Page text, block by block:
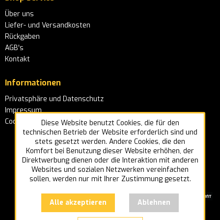
Über uns
Liefer- und Versandkosten
Rückgaben
AGB's
Kontakt
Informationen
Privatsphäre und Datenschutz
Impressum
Cookie-EinstellungenDiese Website benutzt Cookies, die für den
technischen Betrieb der Website erforderlich sind und
stets gesetzt werden. Andere Cookies, die den
Komfort bei Benutzung dieser Website erhöhen, der
Direktwerbung dienen oder die Interaktion mit anderen
Websites und sozialen Netzwerken vereinfachen
sollen, werden nur mit Ihrer Zustimmung gesetzt.
Alle akzeptieren Ablehnen